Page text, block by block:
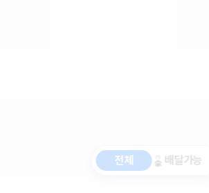
전체 배달가능